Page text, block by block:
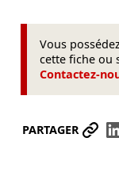
Vous
cette fiche ou
Contactez-
PARTAGER